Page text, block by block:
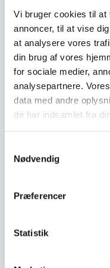
Vi bruger cookies til at
annoncer, til at vise
at analysere vores
din brug af vores
for sociale medier,
analysepartnere.
data med andre
de har indsamlet fra
Nødvendig
Præferencer
Statistik
Kai Shun Classic –
Kokkekniv 15 cm
1.599,00